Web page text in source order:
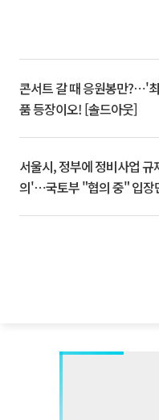
콘서트 갈 때 응원봉만?⋯'
품 등장이오! [솔드아웃]
서울시, 정부에 정비사업 규
의'⋯국토부 "협의 중" 입장